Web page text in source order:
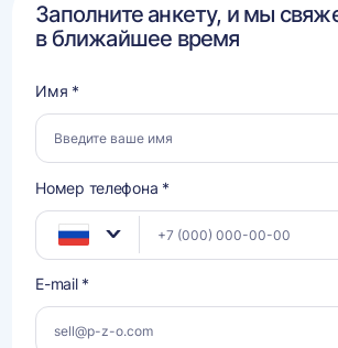
Заполните анкету, и мы
в ближайшее время
Имя *
Номер телефона *
E-mail *